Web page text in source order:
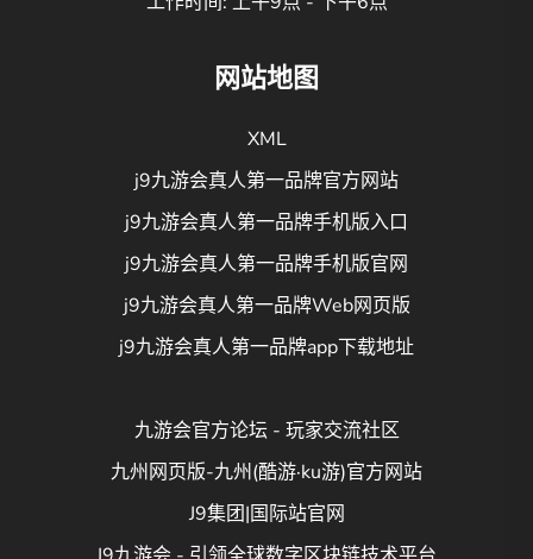
网站地图
XML
j9九游会真人第一品牌官方网站
j9九游会真人第一品牌手机版入口
j9九游会真人第一品牌手机版官网
j9九游会真人第一品牌Web网页版
j9九游会真人第一品牌app下载地址
九游会官方论坛 - 玩家交流社区
九州网页版-九州(酷游·ku游)官方网站
J9集团|国际站官网